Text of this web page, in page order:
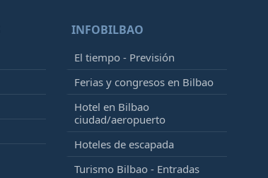
INFOBILBAO
El tiempo - Previsión
Ferias y congresos en Bilbao
Hotel en Bilbao
ciudad/aeropuerto
Hoteles de escapada
Turismo Bilbao - Entradas